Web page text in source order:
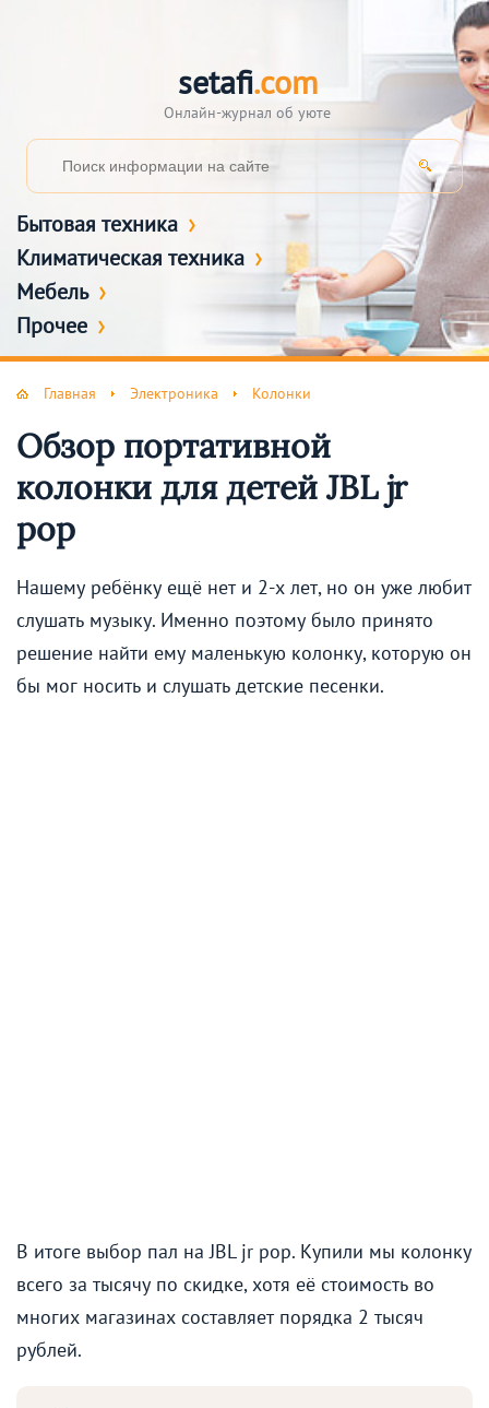
setafi.com
Онлайн-журнал об уюте
Бытовая техника
Климатическая техника
Мебель
Прочее
Главная Электроника Колонки
Обзор портативной
колонки для детей JBL jr
pop
Нашему ребёнку ещё нет и 2-х лет, но он уже любит
слушать музыку. Именно поэтому было принято
решение найти ему маленькую колонку, которую он
бы мог носить и слушать детские песенки.
В итоге выбор пал на JBL jr pop. Купили мы колонку
всего за тысячу по скидке, хотя её стоимость во
многих магазинах составляет порядка 2 тысяч
рублей.